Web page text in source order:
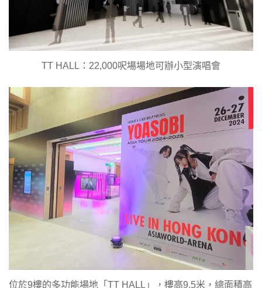
TT HALL：22,000呎場場地可辦小型演唱會
位於9樓的多功能場地「TT HALL」，樓高9.5米，總面積高